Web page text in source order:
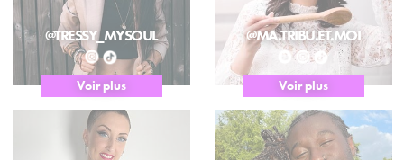
@TRESSY_MYSOUL
Voir plus
@MA.TRIBU.ET.MOI
Voir plus